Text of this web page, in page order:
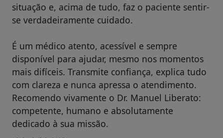
situação e, acima de tudo, faz o paciente sentir-
se verdadeiramente cuidado.
É um médico atento, acessível e sempre
disponível para ajudar, mesmo nos momentos
mais difíceis. Transmite confiança, explica tudo
com clareza e nunca apressa o atendimento.
Recomendo vivamente o Dr. Manuel Liberato:
competente, humano e absolutamente
dedicado à sua missão.